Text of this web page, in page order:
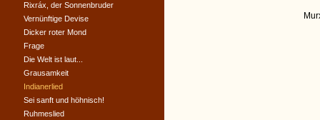
Rixráx, der Sonnenbruder
Vernünftige Devise
Dicker roter Mond
Frage
Die Welt ist laut...
Grausamkeit
Indianerlied
Sei sanft und höhnisch!
Ruhmeslied